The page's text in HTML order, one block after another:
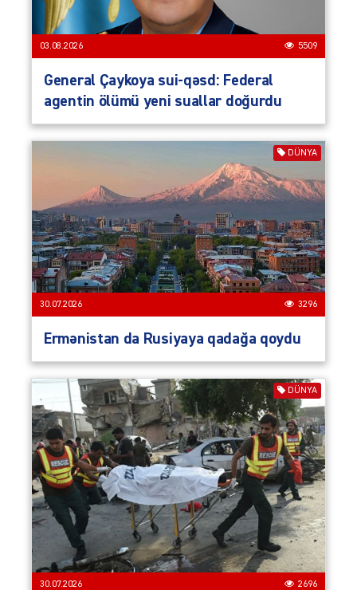
03.08.2026 5509
General Çaykoya sui-qəsd: Federal
agentin ölümü yeni suallar doğurdu
DÜNYA
30.07.2026 3296
Ermənistan da Rusiyaya qadağa qoydu
DÜNYA
30.07.2026 2696